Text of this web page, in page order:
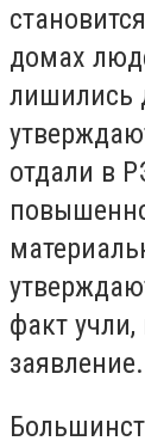
домах
лишились
отдали в
факт
заявление.